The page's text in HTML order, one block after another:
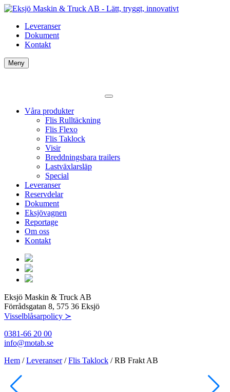
Leveranser
Dokument
Kontakt
Meny
Våra produkter
Flis Rulltäckning
Flis Flexo
Flis Taklock
Visir
Breddningsbara trailers
Lastväxlarsläp
Special
Leveranser
Reservdelar
Dokument
Eksjövagnen
Reportage
Om oss
Kontakt
Eksjö Maskin & Truck AB
Förrådsgatan 8, 575 36 Eksjö
Visselblåsarpolicy ≻
0381-66 20 00
info@motab.se
Hem /Leveranser/Flis Taklock /RB Frakt AB